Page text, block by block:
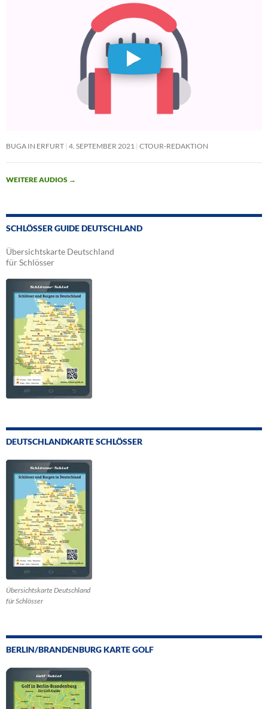
BUGA IN ERFURT 4. SEPTEMBER 2021 CTOUR-REDAKTION
WEITERE AUDIOS →
SCHLÖSSER GUIDE DEUTSCHLAND
Übersichtskarte Deutschland
für Schlösser
DEUTSCHLANDKARTE SCHLÖSSER
Übersichtskarte Deutschland
für Schlösser
BERLIN/BRANDENBURG KARTE GOLF